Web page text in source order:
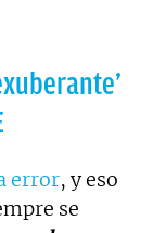
error, y eso
se